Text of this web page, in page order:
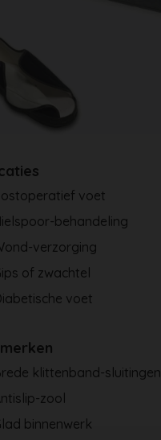
voet
behandeling
verzorging
of zwachtel
voet
klittenband-sluitingen
zool
binnenwerk